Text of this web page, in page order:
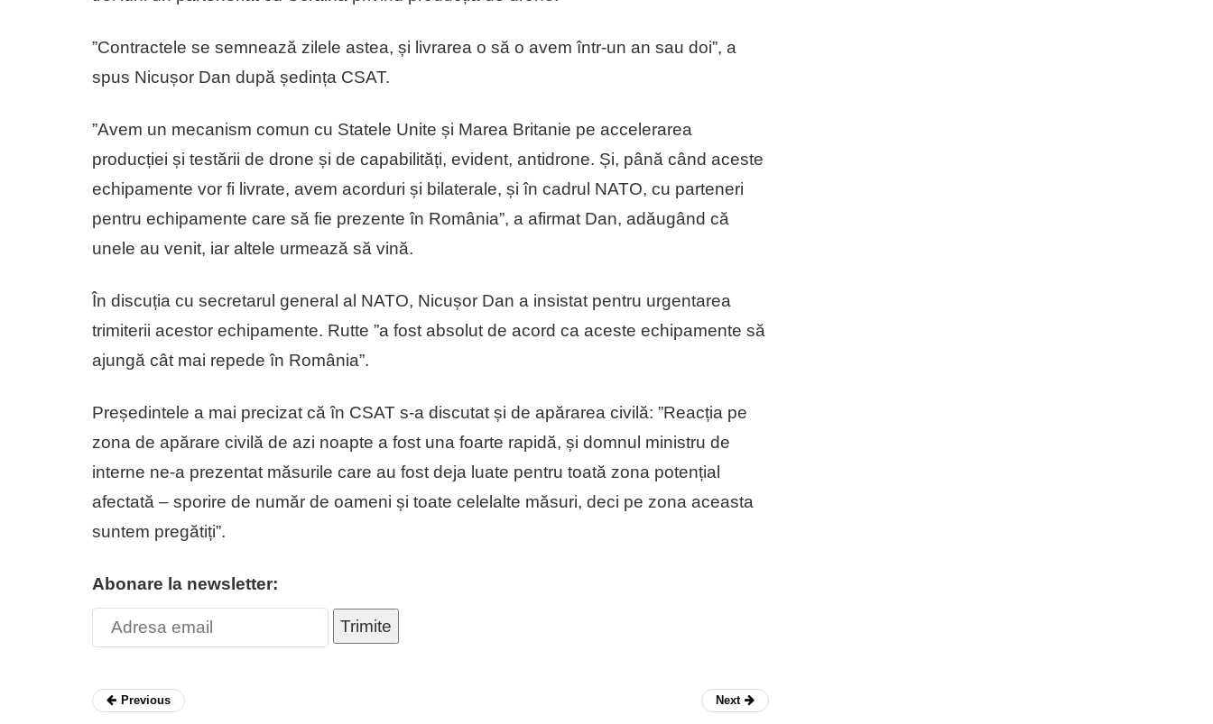
”Contractele se semnează zilele astea, și livrarea o să o avem într-un an sau doi”, a
spus Nicușor Dan după ședința CSAT.
”Avem un mecanism comun cu Statele Unite și Marea Britanie pe accelerarea
producției și testării de drone și de capabilități, evident, antidrone. Și, până când aceste
echipamente vor fi livrate, avem acorduri și bilaterale, și în cadrul NATO, cu parteneri
pentru echipamente care să fie prezente în România”, a afirmat Dan, adăugând că
unele au venit, iar altele urmează să vină.
În discuția cu secretarul general al NATO, Nicușor Dan a insistat pentru urgentarea
trimiterii acestor echipamente. Rutte ”a fost absolut de acord ca aceste echipamente să
ajungă cât mai repede în România”.
Președintele a mai precizat că în CSAT s-a discutat și de apărarea civilă: ”Reacția pe
zona de apărare civilă de azi noapte a fost una foarte rapidă, și domnul ministru de
interne ne-a prezentat măsurile care au fost deja luate pentru toată zona potențial
afectată – sporire de număr de oameni și toate celelalte măsuri, deci pe zona aceasta
suntem pregătiți”.
Abonare la newsletter:
Trimite
Previous Next